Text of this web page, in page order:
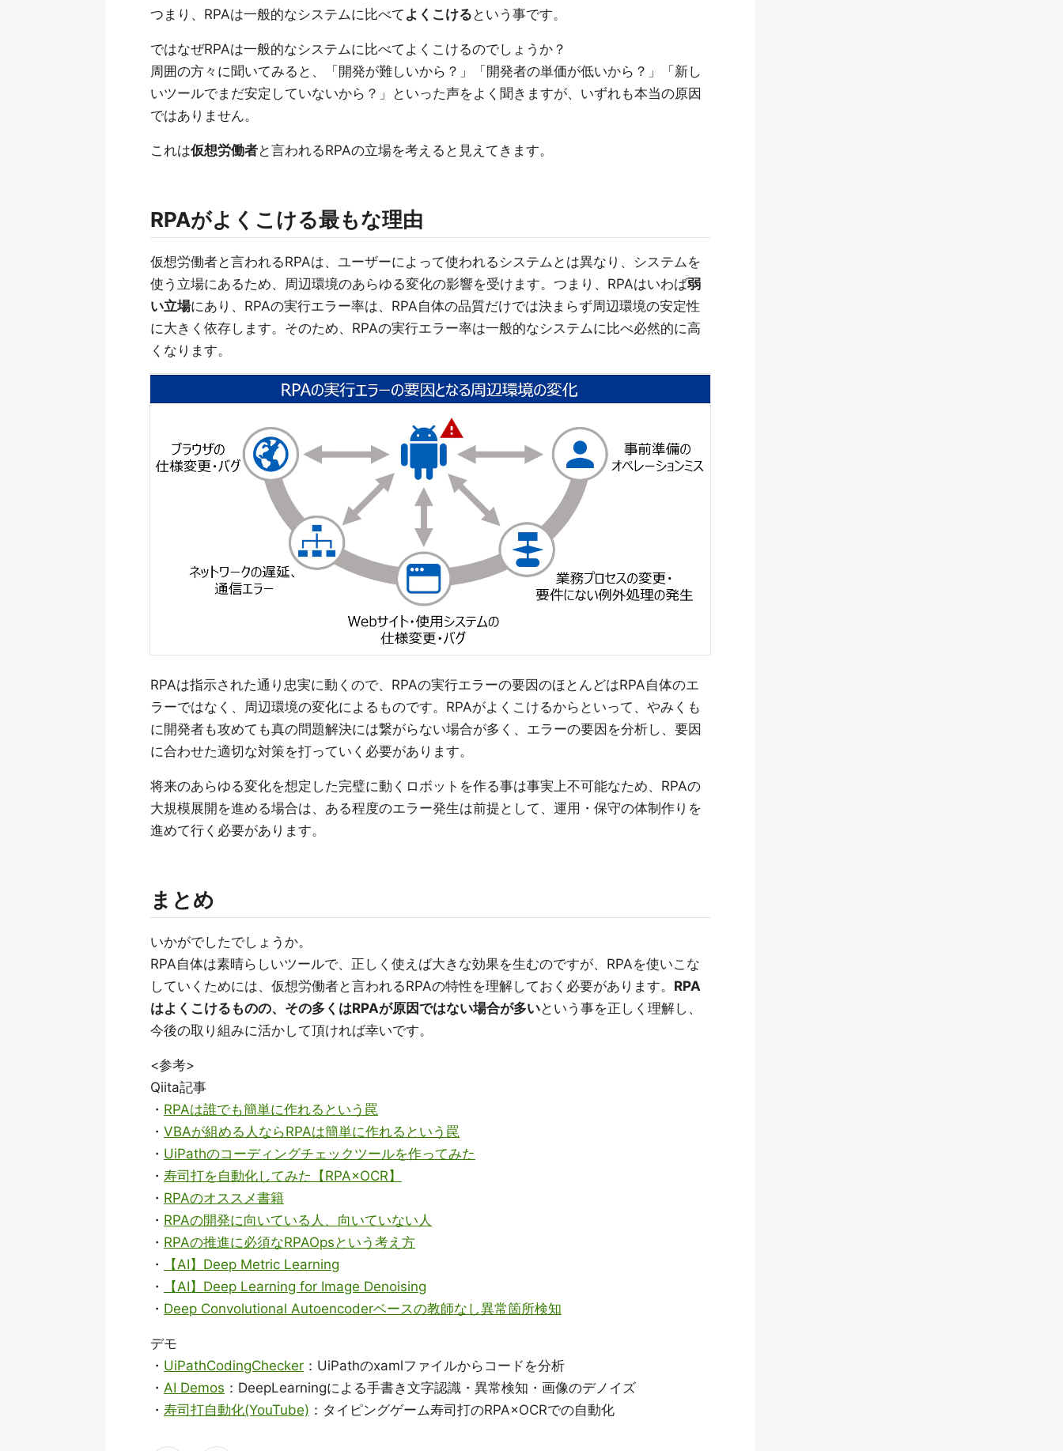
つまり、RPAは一般的なシステムに比べて よくこける という事です。
ではなぜRPAは一般的なシステムに比べてよくこけるのでしょうか？
周囲の方々に聞いてみると、「開発が難しいから？」「開発者の単価が低いから？」「新し
いツールでまだ安定していないから？」といった声をよく聞きますが、いずれも本当の原因
ではありません。
これは仮想労働者と言われるRPAの立場を考えると見えてきます。
RPAがよくこける最もな理由
仮想労働者と言われるRPAは、ユーザーによって使われるシステムとは異なり、システムを
使う立場にあるため、周辺環境のあらゆる変化の影響を受けます。つまり、RPAはいわば弱
い立場にあり、RPAの実行エラー率は、RPA自体の品質だけでは決まらず周辺環境の安定性
に大きく依存します。そのため、RPAの実行エラー率は一般的なシステムに比べ必然的に高
くなります。
RPAは指示された通り忠実に動くので、RPAの実行エラーの要因のほとんどはRPA自体のエ
ラーではなく、周辺環境の変化によるものです。RPAがよくこけるからといって、やみくも
に開発者も攻めても真の問題解決には繋がらない場合が多く、エラーの要因を分析し、要因
に合わせた適切な対策を打っていく必要があります。
将来のあらゆる変化を想定した完璧に動くロボットを作る事は事実上不可能なため、RPAの
大規模展開を進める場合は、ある程度のエラー発生は前提として、運用・保守の体制作りを
進めて行く必要があります。
まとめ
いかがでしたでしょうか。
RPA自体は素晴らしいツールで、正しく使えば大きな効果を生むのですが、RPAを使いこな
していくためには、仮想労働者と言われるRPAの特性を理解しておく必要があります。 RPA
はよくこけるものの、その多くはRPAが原因ではない場合が多いという事を正しく理解し、
今後の取り組みに活かして頂ければ幸いです。
<参考>
Qiita記事
・ RPAは誰でも簡単に作れるという罠
・ VBAが組める人ならRPAは簡単に作れるという罠
・ UiPathのコーディングチェックツールを作ってみた
・ 寿司打を自動化してみた【RPA×OCR】
・ RPAのオススメ書籍
・ RPAの開発に向いている人、向いていない人
・ RPAの推進に必須なRPAOpsという考え方
・
【AI】Deep Metric Learning
・
【AI】Deep Learning for Image Denoising
・ Deep Convolutional Autoencoderベースの教師なし異常箇所検知
デモ
・ UiPathCodingChecker ：UiPathのxamlファイルからコードを分析
・ AI Demos ：DeepLearningによる手書き文字認識・異常検知・画像のデノイズ
・ 寿司打自動化(YouTube) ：タイピングゲーム寿司打のRPA×OCRでの自動化